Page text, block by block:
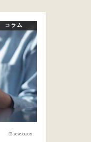
コラム
2026.08.05